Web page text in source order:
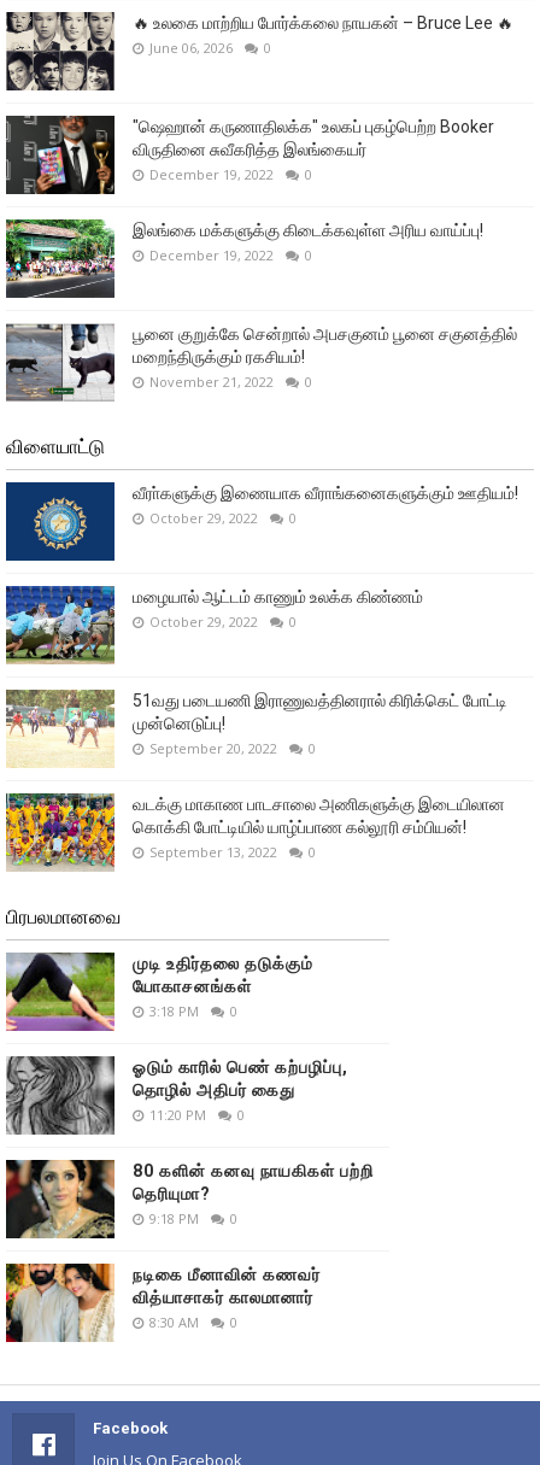
🔥 உலகை மாற்றிய போர்க்கலை நாயகன் – Bruce Lee 🔥
June 06, 2026 0
"ஷெஹான் கருணாதிலக்க" உலகப் புகழ்பெற்ற Booker
விருதினை சுவீகரித்த இலங்கையர்
December 19, 2022 0
இலங்கை மக்களுக்கு கிடைக்கவுள்ள அரிய வாய்ப்பு!
December 19, 2022 0
பூனை குறுக்கே சென்றால் அபசகுனம் பூனை சகுனத்தில்
மறைந்திருக்கும் ரகசியம்!
November 21, 2022 0
விளையாட்டு
வீரா்களுக்கு இணையாக வீராங்கனைகளுக்கும் ஊதியம்!
October 29, 2022 0
மழையால் ஆட்டம் காணும் உலக்க கிண்ணம்
October 29, 2022 0
51வது படையணி இராணுவத்தினரால் கிரிக்கெட் போட்டி
முன்னெடுப்பு!
September 20, 2022 0
வடக்கு மாகாண பாடசாலை அணிகளுக்கு இடையிலான
கொக்கி போட்டியில் யாழ்ப்பாண கல்லூரி சம்பியன்!
September 13, 2022 0
பிரபலமானவை
முடி உதிர்தலை தடுக்கும்
யோகாசனங்கள்
3:18 PM 0
ஓடும் காரில் பெண் கற்பழிப்பு,
தொழில் அதிபர் கைது
11:20 PM 0
80 களின் கனவு நாயகிகள் பற்றி
தெரியுமா?
9:18 PM 0
நடிகை மீனாவின் கணவர்
வித்யாசாகர் காலமானார்
8:30 AM 0
Facebook
Join Us On Facebook